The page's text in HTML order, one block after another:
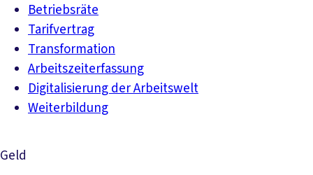
Betriebsräte
Tarifvertrag
Transformation
Arbeitszeiterfassung
Digitalisierung der Arbeitswelt
Weiterbildung
Geld